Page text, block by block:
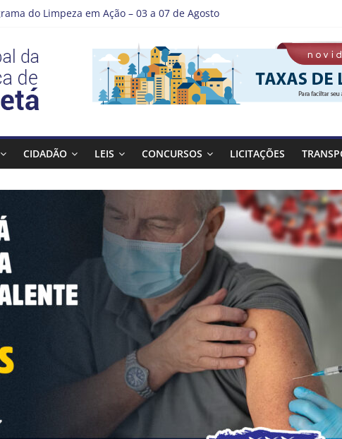
do Limpeza em Ação – 03 a 07 de Agosto
como nossos alunos estão ainda mais lindos!
DE LAVAGEM E LIMPEZA DOS RESERVATÓRIOS
se destaca em competições esportivas da região
CIDADÃO LEIS CONCURSOS LICITAÇÕES